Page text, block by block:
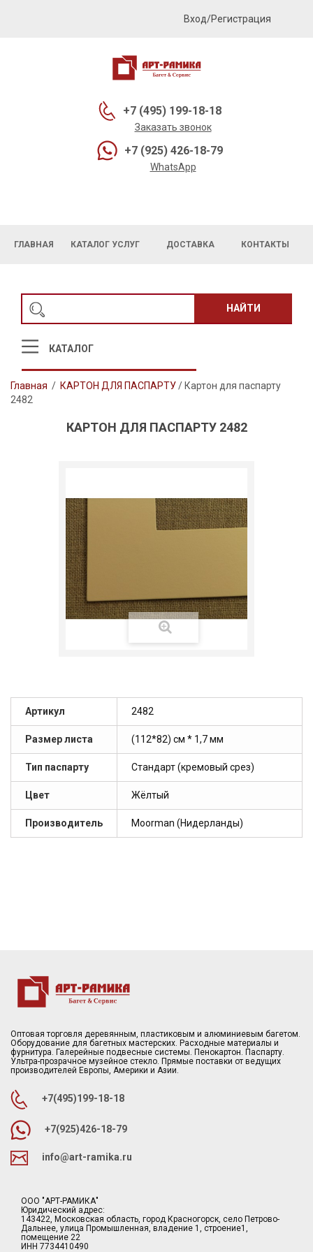
Вход/Регистрация
+7 (495) 199-18-18
Заказать звонок
+7 (925) 426-18-79
WhatsApp
ГЛАВНАЯ КАТАЛОГ УСЛУГ ДОСТАВКА КОНТАКТЫ
НАЙТИ
КАТАЛОГ
Главная / КАРТОН ДЛЯ ПАСПАРТУ/ Картон для паспарту
2482
КАРТОН ДЛЯ ПАСПАРТУ 2482
Артикул 2482
Размер листа (112*82) см * 1,7 мм
Тип паспарту Стандарт (кремовый срез)
Цвет Жёлтый
Производитель Moorman (Нидерланды)
Оптовая торговля деревянным, пластиковым и алюминиевым багетом.
Оборудование для багетных мастерских. Расходные материалы и
фурнитура. Галерейные подвесные системы. Пенокартон. Паспарту.
Ультра-прозрачное музейное стекло. Прямые поставки от ведущих
производителей Европы, Америки и Азии.
+7(495)199-18-18
+7(925)426-18-79
info@art-ramika.ru
ООО "АРТ-РАМИКА"
Юридический адрес:
143422, Московская область, город Красногорск, село Петрово-
Дальнее, улица Промышленная, владение 1, строение1,
помещение 22
ИНН 7734410490